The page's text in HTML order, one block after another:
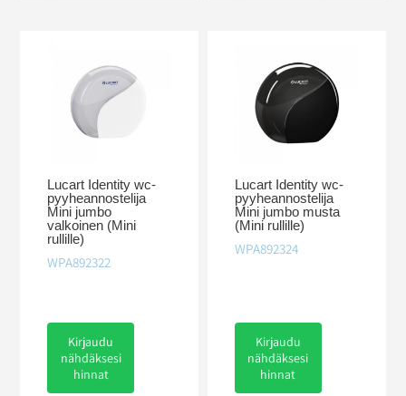
Lucart Identity wc-
pyyheannostelija
Mini jumbo
valkoinen (Mini
rullille)
WPA892322
Kirjaudu
nähdäksesi
hinnat
Lucart Identity wc-
pyyheannostelija
Mini jumbo musta
(Mini rullille)
WPA892324
Kirjaudu
nähdäksesi
hinnat